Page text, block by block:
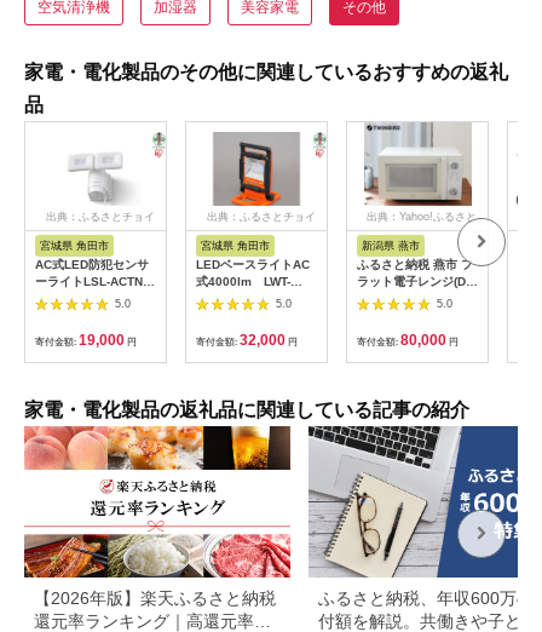
空気清浄機 加湿器 美容家電 その他
家電・電化製品のその他に関連しているおすすめの返礼
品
出典：ふるさとチョイ
ス
宮城県 角田市
AC式LED防犯センサ
ーライトLSL-ACTN-
1200
5.0
寄付金額: 19,000 円
出典：ふるさとチョイ
ス
宮城県 角田市
LEDベースライトAC
式4000lm LWT-
4000BA
5.0
寄付金額: 32,000 円
出典：Yahoo!ふるさと
納税
新潟県 燕市
ふるさと納税 燕市 フ
ラット電子レンジ(DR-
LD20W)
5.0
寄付金額: 80,000 円
家電・電化製品の返礼品に関連している記事の紹介
【2026年版】楽天ふるさと納税
還元率ランキング｜高還元率返
ふるさと納税、年収600万の
付額を解説。共働きや子ども